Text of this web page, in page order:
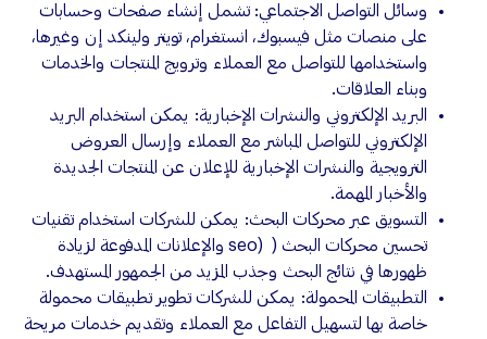
وسائل التواصل الاجتماعي: تشمل إنشاء صفحات وحسابات
على منصات مثل فيسبوك، انستغرام، تويتر ولينكد إن وغيرها،
واستخدامها للتواصل مع العملاء وترويج المنتجات والخدمات
وبناء العلاقات.
البريد الإلكتروني والنشرات الإخبارية: يمكن استخدام البريد
الإلكتروني للتواصل المباشر مع العملاء وإرسال العروض
الترويجية والنشرات الإخبارية للإعلان عن المنتجات الجديدة
والأخبار المهمة.
التسويق عبر محركات البحث: يمكن للشركات استخدام تقنيات
تحسين محركات البحث ( (seo والإعلانات المدفوعة لزيادة
ظهورها في نتائج البحث وجذب المزيد من الجمهور المستهدف.
التطبيقات المحمولة: يمكن للشركات تطوير تطبيقات محمولة
خاصة بها لتسهيل التفاعل مع العملاء وتقديم خدمات مريحة